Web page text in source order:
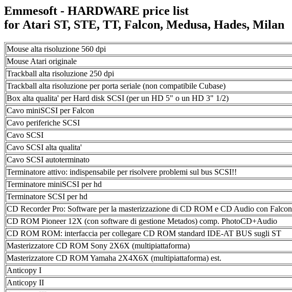
Emmesoft - HARDWARE price list
for Atari ST, STE, TT, Falcon, Medusa, Hades, Milan
Mouse alta risoluzione 560 dpi
Mouse Atari originale
Trackball alta risoluzione 250 dpi
Trackball alta risoluzione per porta seriale (non compatibile Cubase)
Box alta qualita' per Hard disk SCSI (per un HD 5" o un HD 3" 1/2)
Cavo miniSCSI per Falcon
Cavo periferiche SCSI
Cavo SCSI
Cavo SCSI alta qualita'
Cavo SCSI autoterminato
Terminatore attivo: indispensabile per risolvere problemi sul bus SCSI!!
Terminatore miniSCSI per hd
Terminatore SCSI per hd
CD Recorder Pro: Software per la masterizzazione di CD ROM e CD Audio con Falcon
CD ROM Pioneer 12X (con software di gestione Metados) comp. PhotoCD+Audio
CD ROM ROM: interfaccia per collegare CD ROM standard IDE-AT BUS sugli ST
Masterizzatore CD ROM Sony 2X6X (multipiattaforma)
Masterizzatore CD ROM Yamaha 2X4X6X (multipiattaforma) est.
Anticopy I
Anticopy II